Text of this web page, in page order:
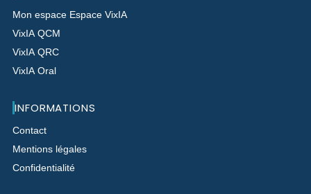
Mon espace Espace VixIA
VixIA QCM
VixIA QRC
VixIA Oral
INFORMATIONS
Contact
Mentions légales
Confidentialité